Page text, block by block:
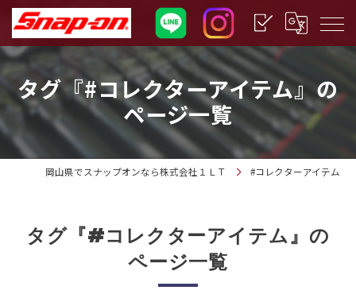
タグ『#コレクターアイテム』の
ページ一覧
岡山県でスナップオンなら株式会社１ＬＴ #コレクターアイテム
タグ『#コレクターアイテム』の
ページ一覧